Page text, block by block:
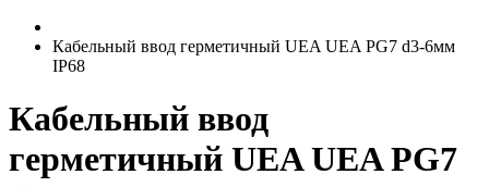
Кабельный ввод герметичный UEA UEA PG7 d3-6мм
IP68
Кабельный ввод
герметичный UEA UEA PG7